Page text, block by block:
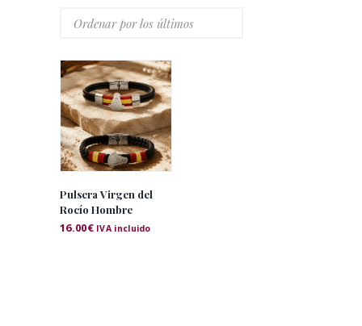
Pulsera Virgen del
Rocío Hombre
16.00€ IVA incluido